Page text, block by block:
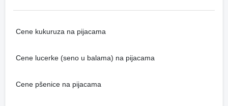
Cene kukuruza na pijacama
Cene lucerke (seno u balama) na pijacama
Cene pšenice na pijacama